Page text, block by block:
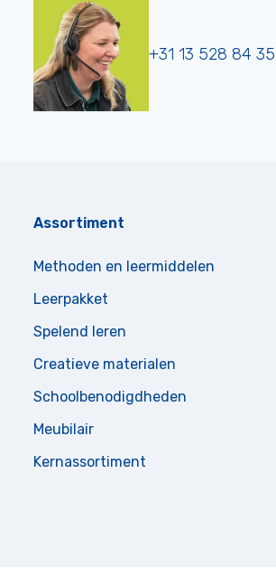
+31 13 528 84 35
Assortiment
Methoden en leermiddelen
Leerpakket
Spelend leren
Creatieve materialen
Schoolbenodigdheden
Meubilair
Kernassortiment